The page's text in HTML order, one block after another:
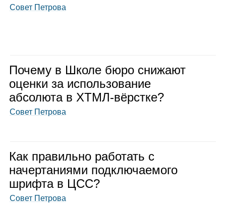
Совет Петрова
Почему в Школе бюро сни­жают
оценки за исполь­зо­ва­ние
абсо­люта в ХТМЛ-вёрстке?
Совет Петрова
Как пра­вильно рабо­тать с
начер­та­ни­ями под­клю­ча­е­мого
шрифта в ЦСС?
Совет Петрова